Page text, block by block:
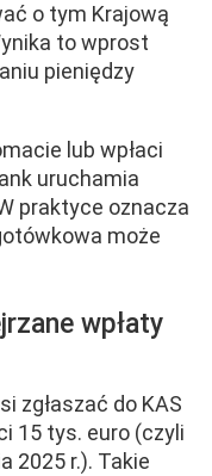
o tym Krajową
to wprost
pieniędzy
lub wpłaci
uruchamia
praktyce oznacza
może
wpłaty
zgłaszać do KAS
15 tys. euro (czyli
2025 r.). Takie